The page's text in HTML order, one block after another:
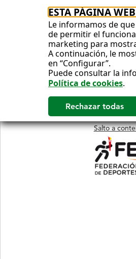
ESTA PÁGINA
Le informamos de
de permitir el
marketing para
A continuación, le
en “Configurar”.
Puede consultar la
Política de cookies.
Salto a